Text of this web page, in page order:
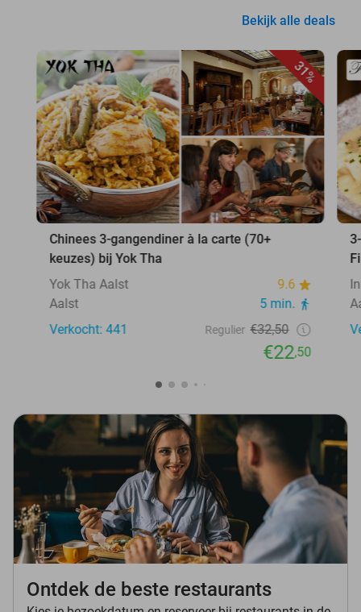
Bekijk alle deals
31%
Chinees 3-gangendiner à la carte (70+
keuzes) bij Yok Tha
Yok Tha Aalst
9.6
Aalst
5 min.
Verkocht: 441
Regulier €32,50
€22,50
Ontdek de beste restaurants